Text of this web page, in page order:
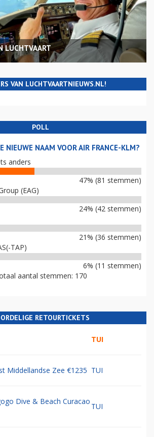
LUCHTVAART
VAN LUCHTVAARTNIEUWS.NL!
POLL
NIEUWE NAAM VOOR AIR FRANCE-KLM?
anders
47% (81 stemmen)
(EAG)
24% (42 stemmen)
21% (36 stemmen)
TAP)
6% (11 stemmen)
aantal stemmen: 170
RETOURTICKETS
TUI
Middellandse Zee €1235 TUI
Dive & Beach Curacao
TUI